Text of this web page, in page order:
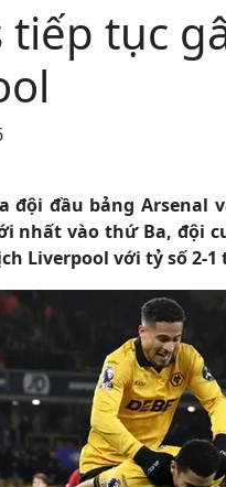
tiếp tục
đội đầu bảng Arsenal
nhất vào thứ Ba, đội
Liverpool với tỷ số 2-